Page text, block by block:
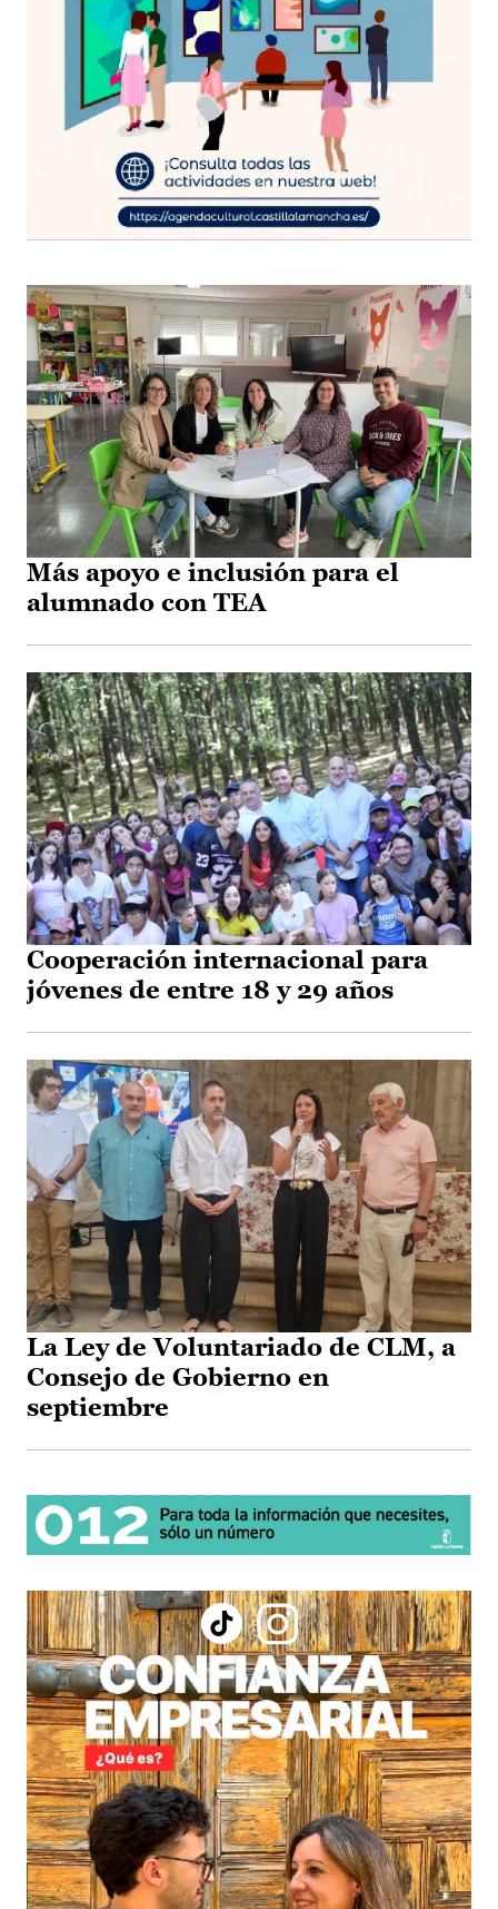
Más apoyo e inclusión para el
alumnado con TEA
Cooperación internacional para
jóvenes de entre 18 y 29 años
La Ley de Voluntariado de CLM, a
Consejo de Gobierno en
septiembre